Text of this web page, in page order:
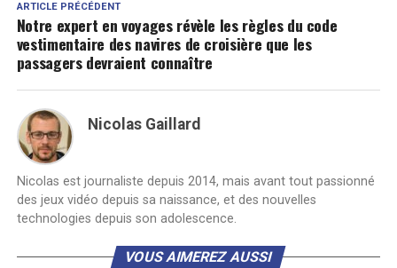
ARTICLE PRÉCÉDENT
Notre expert en voyages révèle les règles du code
vestimentaire des navires de croisière que les
passagers devraient connaître
Nicolas Gaillard
Nicolas est journaliste depuis 2014, mais avant tout passionné
des jeux vidéo depuis sa naissance, et des nouvelles
technologies depuis son adolescence.
VOUS AIMEREZ AUSSI